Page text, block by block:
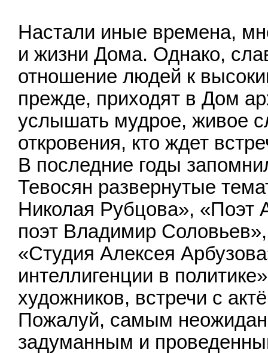
Настали иные времена,
и жизни Дома. Однако,
отношение людей к
прежде, приходят в Дом
услышать мудрое, живое
откровения, кто ждет
В последние годы
Тевосян развернутые
Николая Рубцова», «Поэт
поэт Владимир
«Студия Алексея
интеллигенции в
художников, встречи с
Пожалуй, самым
задуманным и